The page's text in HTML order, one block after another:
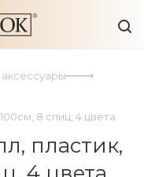
8 спиц, 4 цвета
пластик,